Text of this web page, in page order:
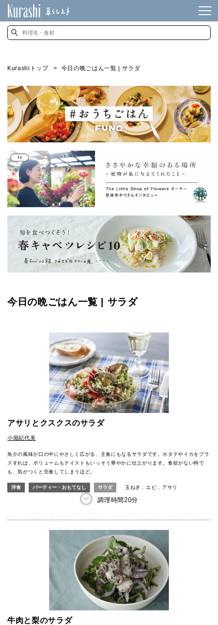
Kurashiトップ 今日の晩ごはん一覧 | サラダ
今日の晩ごはん一覧 | サラダ
アサリとクスクスのサラダ
小堀紀代美
魚介の風味が口の中にやさしく広がる、主食にもなるサラダです。ホタテやイカをプラ
スすれば、ボリュームもテイストもいっそう華やかに仕上がります。食欲がない時で
も、気がつくと完食してしまうほど。
洋食 パーティー・おもてなし サラダ 玉ねぎ エビ アサリ
調理時間 20分
牛肉と梨のサラダ